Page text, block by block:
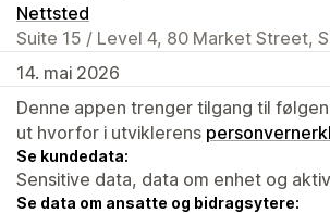
Nettsted
Suite 15 / Level 4, 80 Market Street,
14. mai 2026
Denne appen trenger tilgang til
ut hvorfor i utviklerens
Se kundedata:
Sensitive data, data om enhet og
Se data om ansatte og bidragsytere: